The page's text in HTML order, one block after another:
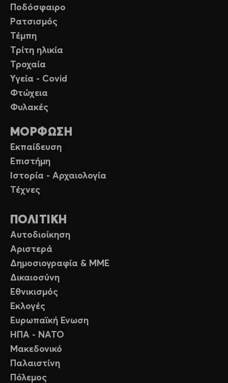
Ποδόσφαιρο
Ρατσισμός
Τέμπη
Τρίτη ηλικία
Τροχαία
Υγεία - Covid
Φτώχεια
Φυλακές
ΜΟΡΦΩΣΗ
Εκπαίδευση
Επιστήμη
Ιστορία - Αρχαιολογία
Τέχνες
ΠΟΛΙΤΙΚΗ
Αυτοδιοίκηση
Αριστερά
Δημοσιογραφία & ΜΜΕ
Δικαιοσύνη
Εθνικισμός
Εκλογές
Ευρωπαϊκή Ενωση
ΗΠΑ - ΝΑΤΟ
Μακεδονικό
Παλαιστίνη
Πόλεμος